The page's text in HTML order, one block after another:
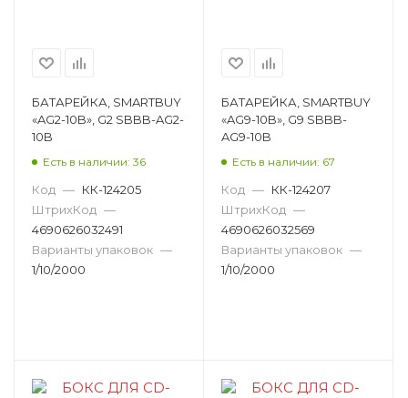
БАТАРЕЙКА, SMARTBUY
«AG2-10B», G2 SBBB-AG2-
10B
Есть в наличии: 36
Код — КК-124205
ШтрихКод —
4690626032491
Варианты упаковок —
1/10/2000
БАТАРЕЙКА, SMARTBUY
«AG9-10B», G9 SBBB-
AG9-10B
Есть в наличии: 67
Код — КК-124207
ШтрихКод —
4690626032569
Варианты упаковок —
1/10/2000